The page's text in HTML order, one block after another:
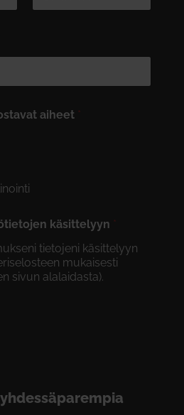
aiheet *
käsittelyyn *
tietojeni käsittelyyn
mukaisesti
sivun alalaidasta).